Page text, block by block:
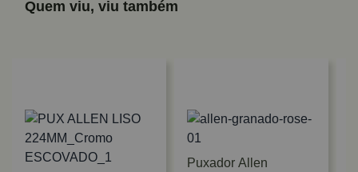
Quem viu, viu também
Puxador Allen